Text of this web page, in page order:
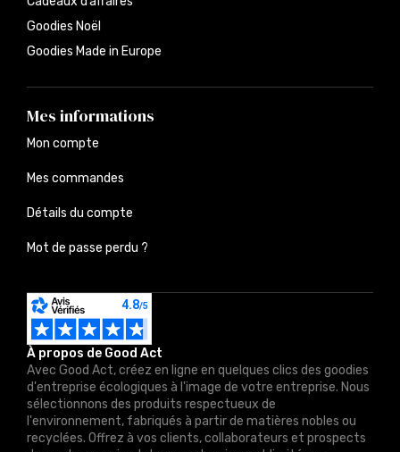
À propos de Good Act
Avec Good Act, créez en ligne en quelques clics des goodies
d'entreprise écologiques à l'image de votre entreprise. Nous
sélectionnons des produits respectueux de
l'environnement, fabriqués à partir de matières nobles ou
recyclées. Offrez à vos clients, collaborateurs et prospects
Goodies Noël
Goodies Made in Europe
Mes informations
Mon compte
Mes commandes
Détails du compte
Mot de passe perdu ?